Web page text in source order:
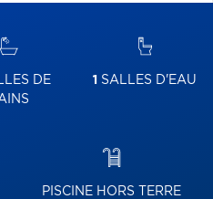
DE
1 SALLES D'EAU
PISCINE HORS TERRE